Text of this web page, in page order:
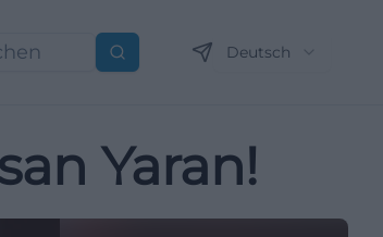
Suchen Deutsch
Yaran!